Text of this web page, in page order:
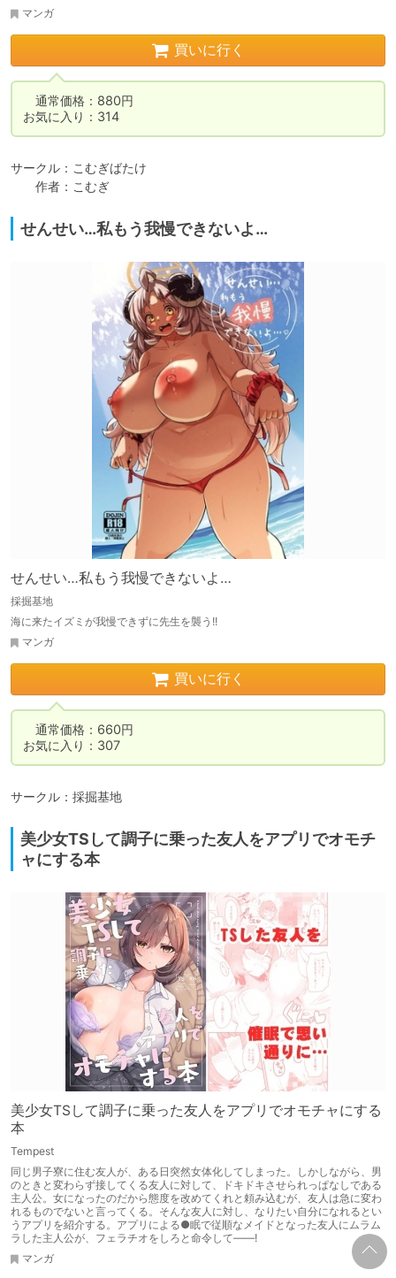
マンガ
買いに行く
通常価格：880円
お気に入り：314
サークル：こむぎばたけ
作者：こむぎ
せんせい…私もう我慢できないよ…
せんせい…私もう我慢できないよ…
採掘基地
海に来たイズミが我慢できずに先生を襲う!!
マンガ
買いに行く
通常価格：660円
お気に入り：307
サークル：採掘基地
美少女TSして調子に乗った友人をアプリでオモチ
ャにする本
美少女TSして調子に乗った友人をアプリでオモチャにする
本
Tempest
同じ男子寮に住む友人が、ある日突然女体化してしまった。しかしながら、男
のときと変わらず接してくる友人に対して、ドキドキさせられっぱなしである
主人公。女になったのだから態度を改めてくれと頼み込むが、友人は急に変わ
れるものでないと言ってくる。そんな友人に対し、なりたい自分になれるとい
うアプリを紹介する。アプリによる●眠で従順なメイドとなった友人にムラム
ラした主人公が、フェラチオをしろと命令して――!
マンガ